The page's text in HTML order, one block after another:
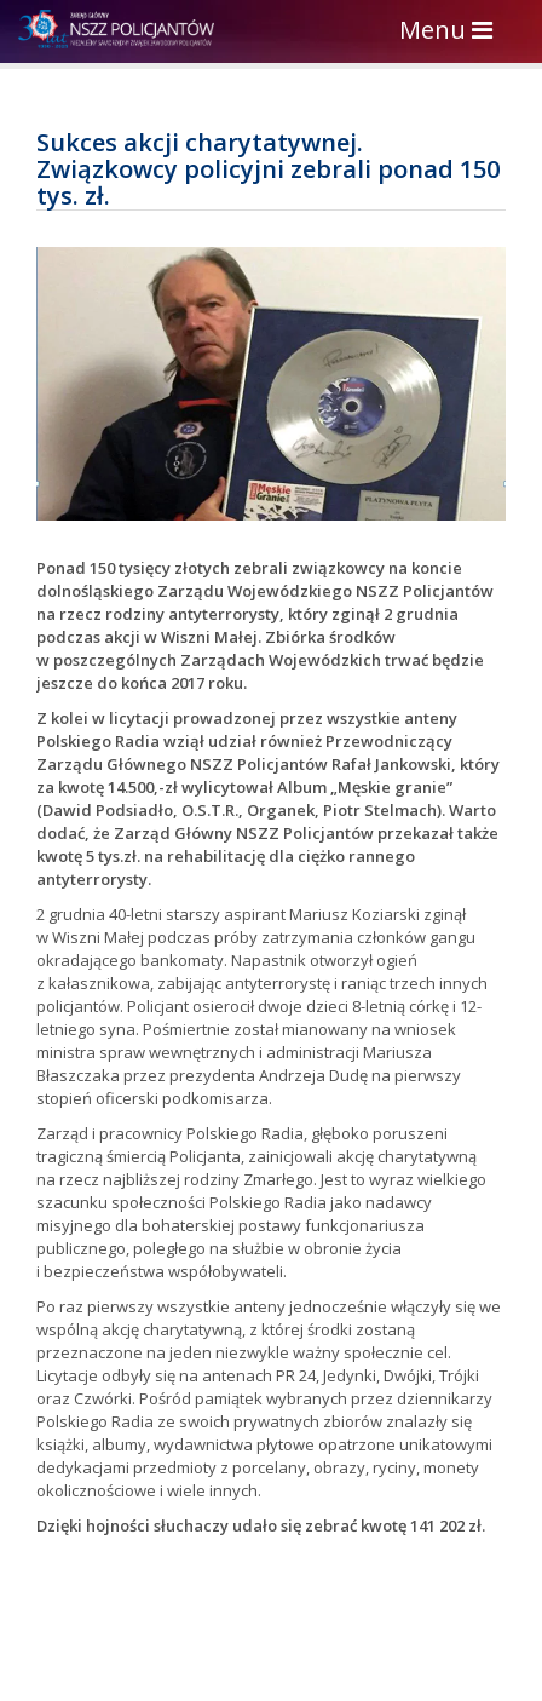
Toggle
navigation
Menu
Sukces akcji charytatywnej.
Związkowcy policyjni zebrali ponad 150
tys. zł.
Ponad 150 tysięcy złotych zebrali związkowcy na koncie
dolnośląskiego Zarządu Wojewódzkiego NSZZ Policjantów
na rzecz rodziny antyterrorysty, który zginął 2 grudnia
podczas akcji w Wiszni Małej. Zbiórka środków
w poszczególnych Zarządach Wojewódzkich trwać będzie
jeszcze do końca 2017 roku.
Z kolei w licytacji prowadzonej przez wszystkie anteny
Polskiego Radia wziął udział również Przewodniczący
Zarządu Głównego NSZZ Policjantów Rafał Jankowski, który
za kwotę 14.500,-zł wylicytował Album „Męskie granie”
(Dawid Podsiadło, O.S.T.R., Organek, Piotr Stelmach). Warto
dodać, że Zarząd Główny NSZZ Policjantów przekazał także
kwotę 5 tys.zł. na rehabilitację dla ciężko rannego
antyterrorysty.
2 grudnia 40-letni starszy aspirant Mariusz Koziarski zginął
w Wiszni Małej podczas próby zatrzymania członków gangu
okradającego bankomaty. Napastnik otworzył ogień
z kałasznikowa, zabijając antyterrorystę i raniąc trzech innych
policjantów. Policjant osierocił dwoje dzieci 8-letnią córkę i 12-
letniego syna. Pośmiertnie został mianowany na wniosek
ministra spraw wewnętrznych i administracji Mariusza
Błaszczaka przez prezydenta Andrzeja Dudę na pierwszy
stopień oficerski podkomisarza.
Zarząd i pracownicy Polskiego Radia, głęboko poruszeni
tragiczną śmiercią Policjanta, zainicjowali akcję charytatywną
na rzecz najbliższej rodziny Zmarłego. Jest to wyraz wielkiego
szacunku społeczności Polskiego Radia jako nadawcy
misyjnego dla bohaterskiej postawy funkcjonariusza
publicznego, poległego na służbie w obronie życia
i bezpieczeństwa współobywateli.
Po raz pierwszy wszystkie anteny jednocześnie włączyły się we
wspólną akcję charytatywną, z której środki zostaną
przeznaczone na jeden niezwykle ważny społecznie cel.
Licytacje odbyły się na antenach PR 24, Jedynki, Dwójki, Trójki
oraz Czwórki. Pośród pamiątek wybranych przez dziennikarzy
Polskiego Radia ze swoich prywatnych zbiorów znalazły się
książki, albumy, wydawnictwa płytowe opatrzone unikatowymi
dedykacjami przedmioty z porcelany, obrazy, ryciny, monety
okolicznościowe i wiele innych.
Dzięki hojności słuchaczy udało się zebrać kwotę 141 202 zł.